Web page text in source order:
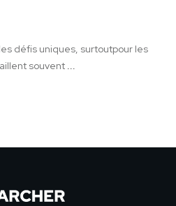
défis uniques, surtoutpour les
souvent ...